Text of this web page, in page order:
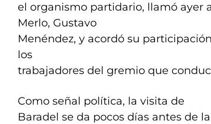
el organismo partidario, llamó ayer
Merlo, Gustavo
Menéndez, y acordó su
los
trabajadores del gremio que
Como señal política, la visita de
Baradel se da pocos días antes de